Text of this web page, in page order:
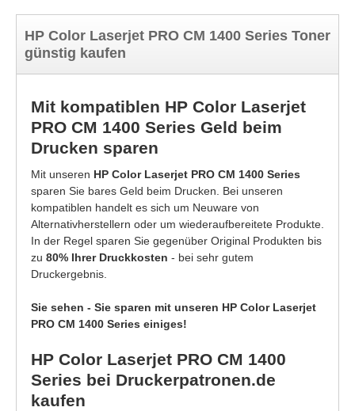
HP Color Laserjet PRO CM 1400 Series Toner
günstig kaufen
Mit kompatiblen HP Color Laserjet
PRO CM 1400 Series Geld beim
Drucken sparen
Mit unseren HP Color Laserjet PRO CM 1400 Series
sparen Sie bares Geld beim Drucken. Bei unseren
kompatiblen handelt es sich um Neuware von
Alternativherstellern oder um wiederaufbereitete Produkte.
In der Regel sparen Sie gegenüber Original Produkten bis
zu 80% Ihrer Druckkosten - bei sehr gutem
Druckergebnis.
Sie sehen - Sie sparen mit unseren HP Color Laserjet
PRO CM 1400 Series einiges!
HP Color Laserjet PRO CM 1400
Series bei Druckerpatronen.de
kaufen